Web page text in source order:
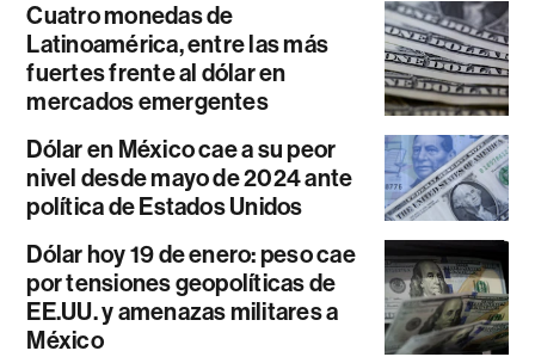
Cuatro monedas de
Latinoamérica, entre las más
fuertes frente al dólar en
mercados emergentes
Dólar en México cae a su peor
nivel desde mayo de 2024 ante
política de Estados Unidos
Dólar hoy 19 de enero: peso cae
por tensiones geopolíticas de
EE.UU. y amenazas militares a
México